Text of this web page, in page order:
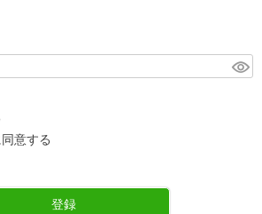
意する
登録